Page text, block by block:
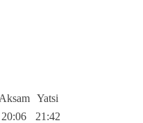
Aksam
Yatsi
20:06
21:42